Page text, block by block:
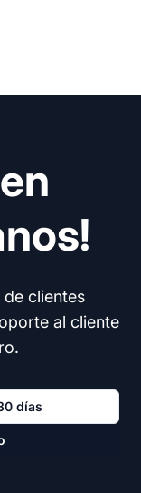
clientes
al cliente
días